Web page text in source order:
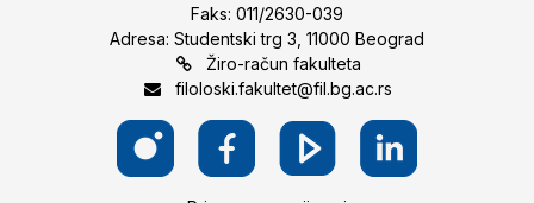
Faks: 011/2630-039
Adresa: Studentski trg 3, 11000 Beograd
Žiro-račun fakulteta
filoloski.fakultet@fil.bg.ac.rs